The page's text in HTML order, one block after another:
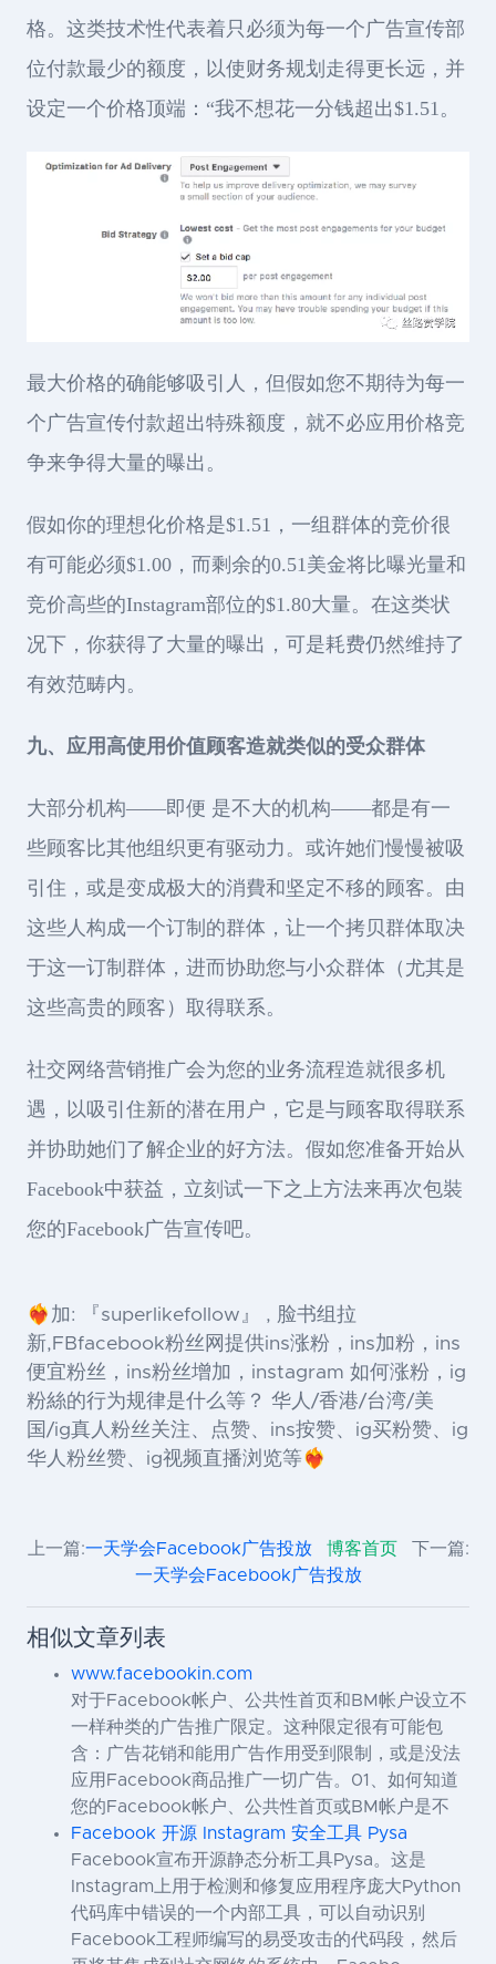
格。这类技术性代表着只必须为每一个广告宣传部
位付款最少的额度，以使财务规划走得更长远，并
设定一个价格顶端：“我不想花一分钱超出$1.51。
最大价格的确能够吸引人，但假如您不期待为每一
个广告宣传付款超出特殊额度，就不必应用价格竞
争来争得大量的曝出。
假如你的理想化价格是$1.51，一组群体的竞价很
有可能必须$1.00，而剩余的0.51美金将比曝光量和
竞价高些的Instagram部位的$1.80大量。在这类状
况下，你获得了大量的曝出，可是耗费仍然维持了
有效范畴内。
九、应用高使用价值顾客造就类似的受众群体
大部分机构——即便 是不大的机构——都是有一
些顾客比其他组织更有驱动力。或许她们慢慢被吸
引住，或是变成极大的消費和坚定不移的顾客。由
这些人构成一个订制的群体，让一个拷贝群体取决
于这一订制群体，进而协助您与小众群体（尤其是
这些高贵的顾客）取得联系。
社交网络营销推广会为您的业务流程造就很多机
遇，以吸引住新的潜在用户，它是与顾客取得联系
并协助她们了解企业的好方法。假如您准备开始从
Facebook中获益，立刻试一下之上方法来再次包裝
您的Facebook广告宣传吧。
❤️‍🔥加: 『superlikefollow』 , 脸书组拉
新,FBfacebook粉丝网提供ins涨粉，ins加粉，ins
便宜粉丝，ins粉丝增加，instagram 如何涨粉，ig
粉絲的行为规律是什么等？ 华人/香港/台湾/美
国/ig真人粉丝关注、点赞、ins按赞、ig买粉赞、ig
华人粉丝赞、ig视频直播浏览等❤️‍🔥
上一篇:一天学会Facebook广告投放 博客首页
下一篇:
一天学会Facebook广告投放
相似文章列表
www.facebookin.com
对于Facebook帐户、公共性首页和BM帐户设立不
一样种类的广告推广限定。这种限定很有可能包
含：广告花销和能用广告作用受到限制，或是没法
应用Facebook商品推广一切广告。01、如何知道
您的Facebook帐户、公共性首页或BM帐户是不
Facebook 开源 Instagram 安全工具 Pysa
Facebook宣布开源静态分析工具Pysa。这是
Instagram上用于检测和修复应用程序庞大Python
代码库中错误的一个内部工具，可以自动识别
Facebook工程师编写的易受攻击的代码段，然后